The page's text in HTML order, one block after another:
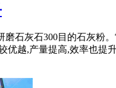
石灰石300目的石灰粉
越,产量提高,效率也提